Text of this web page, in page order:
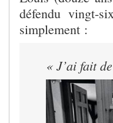
défendu vingt-
simplement :
« J’ai fait